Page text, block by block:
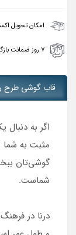
امکان تحویل
۷ روز ضمانت بازگشت
قاب گوشی طرح
اگر به
مثبت به
گوشی‌تان
شماست.
درنا در